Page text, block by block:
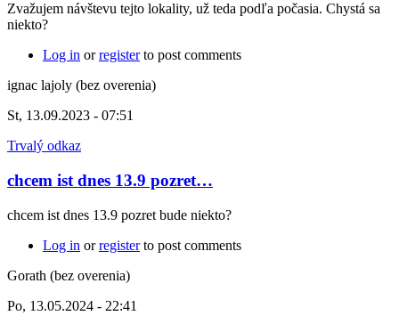
Zvažujem návštevu tejto lokality, už teda podľa počasia. Chystá sa
niekto?
Log in orregisterto post comments
ignac lajoly (bez overenia)
St, 13.09.2023 - 07:51
Trvalý odkaz
chcem ist dnes 13.9 pozret…
chcem ist dnes 13.9 pozret bude niekto?
Log in orregisterto post comments
Gorath (bez overenia)
Po, 13.05.2024 - 22:41